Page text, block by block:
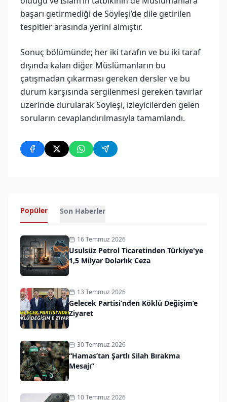
başarı getirmediği de Söyleşi’de dile getirilen
tespitler arasında yerini almıştır.
Sonuç bölümünde; her iki tarafın ve bu iki taraf
dışında kalan diğer Müslümanların bu
çatışmadan çıkarması gereken dersler ve bu
durum karşısında sergilenmesi gereken tavırlar
üzerinde durularak Söyleşi, izleyicilerden gelen
soruların cevaplandırılmasıyla tamamlandı.
Popüler Son Haberler
16 Temmuz 2026
Usulsüz Petrol Ticaretinden Türkiye'ye
1,5 Milyar Dolarlık Ceza
13 Temmuz 2026
Gelecek Partisi’nden Köklü Değişim’e
Ziyaret
30 Temmuz 2026
“Hamas’tan Şartlı Silah Bırakma
Mesajı”
10 Temmuz 2026